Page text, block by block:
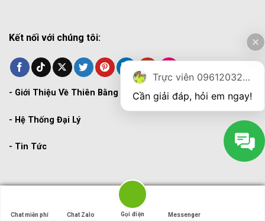
Kết nối với chúng tôi:
- Giới Thiệu Về Thiên Bằng
- Hệ Thống Đại Lý
- Tin Tức
Copyright 2026 ©THIENBANG
Chat miễn phí Chat Zalo Gọi điện Messenger
Chat miễn phí Chat Zalo Gọi điện Messenger
Trực viên 0961203270
Cần giải đáp, hỏi em ngay!